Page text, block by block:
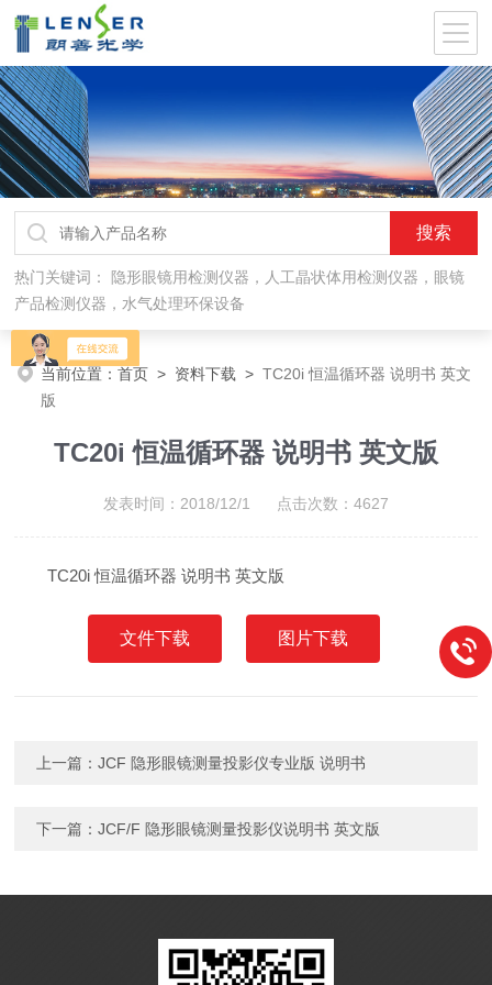
热门关键词： 隐形眼镜用检测仪器，人工晶状体用检测仪器，眼镜
产品检测仪器，水气处理环保设备
当前位置：首页 > 资料下载 >TC20i 恒温循环器 说明书 英文
版
TC20i 恒温循环器 说明书 英文版
发表时间：2018/12/1 点击次数：4627
TC20i 恒温循环器 说明书 英文版
文件下载 图片下载
上一篇：JCF 隐形眼镜测量投影仪专业版 说明书
下一篇：JCF/F 隐形眼镜测量投影仪说明书 英文版